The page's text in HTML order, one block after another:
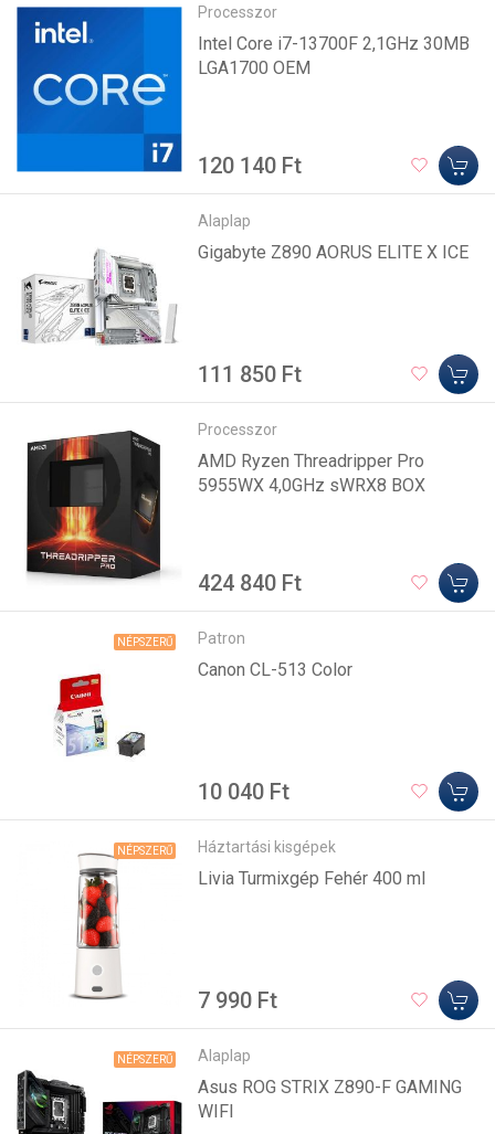
Processzor
Intel Core i7-13700F 2,1GHz 30MB
LGA1700 OEM
120 140 Ft
Alaplap
Gigabyte Z890 AORUS ELITE X ICE
111 850 Ft
Processzor
AMD Ryzen Threadripper Pro
5955WX 4,0GHz sWRX8 BOX
424 840 Ft
NÉPSZERŰ Patron
Canon CL-513 Color
10 040 Ft
NÉPSZERŰ Háztartási kisgépek
Livia Turmixgép Fehér 400 ml
7 990 Ft
NÉPSZERŰ Alaplap
Asus ROG STRIX Z890-F GAMING
WIFI